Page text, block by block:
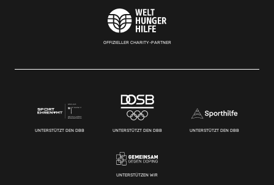
OFFIZIELLER CHARITY-PARTNER
UNTERSTÜTZT DEN DBB UNTERSTÜTZT DEN DBB UNTERSTÜTZT DEN DBB
UNTERSTÜTZEN WIR